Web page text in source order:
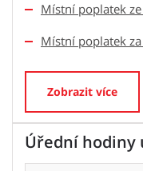
Místní poplatek
Místní poplatek
Zobrazit více
Úřední hodiny